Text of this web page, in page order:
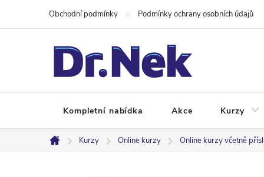
Obchodní podmínky Podmínky ochrany osobních údajů
Kompletní nabídka Akce Kurzy
Domů
Kurzy Online kurzy Online kurzy včetně